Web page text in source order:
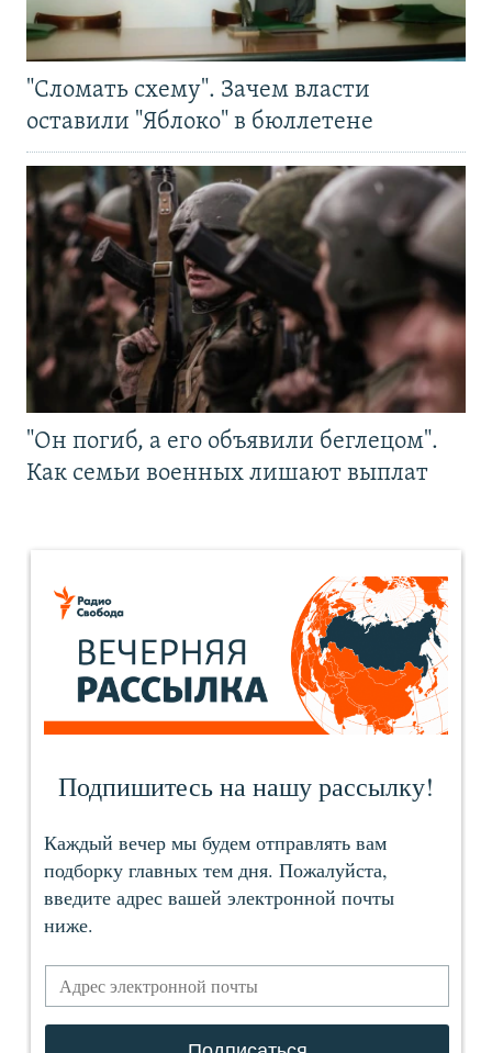
"Сломать схему". Зачем власти
оставили "Яблоко" в бюллетене
"Он погиб, а его объявили беглецом".
Как семьи военных лишают выплат